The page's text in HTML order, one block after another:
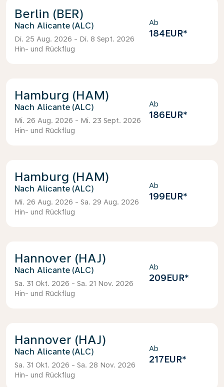
Berlin (BER)
Alicante (ALC)
Di. 25 Aug. 2026 - Di. 8 Sept. 2026
Hin- und Rückflug
Ab
184EUR*
Hamburg (HAM)
Alicante (ALC)
Mi. 26 Aug. 2026 - Mi. 23 Sept. 2026
Hin- und Rückflug
Ab
186EUR*
Hamburg (HAM)
Alicante (ALC)
Mi. 26 Aug. 2026 - Sa. 29 Aug. 2026
Hin- und Rückflug
Ab
199EUR*
Hannover (HAJ)
Alicante (ALC)
Sa. 31 Okt. 2026 - Sa. 21 Nov. 2026
Hin- und Rückflug
Ab
209EUR*
Hannover (HAJ)
Alicante (ALC)
Sa. 31 Okt. 2026 - Sa. 28 Nov. 2026
Hin- und Rückflug
Ab
217EUR*